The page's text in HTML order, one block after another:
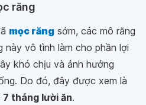
răng
mọc răng sớm, các mô răng
này vô tình làm cho phần lợi
khó chịu và ảnh hưởng
Do đó, đây được xem là
tháng lười ăn.